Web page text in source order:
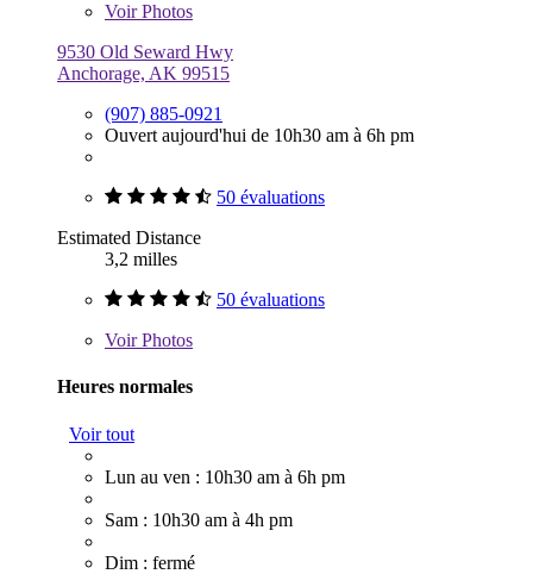
VoirPhotos
9530 Old Seward Hwy
Anchorage, AK 99515
(907) 885-0921
Ouvert aujourd'hui de 10h30 am à 6h pm
50 évaluations
Estimated Distance
3,2 milles
50 évaluations
VoirPhotos
Heures normales
Voir tout
Lun au ven : 10h30 am à 6h pm
Sam : 10h30 am à 4h pm
Dim : fermé